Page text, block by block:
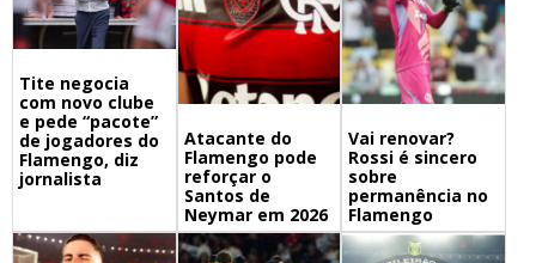
Tite negocia
com novo clube
e pede “pacote”
de jogadores do
Flamengo, diz
jornalista
Atacante do
Flamengo pode
reforçar o
Santos de
Neymar em 2026
Vai renovar?
Rossi é sincero
sobre
permanência no
Flamengo